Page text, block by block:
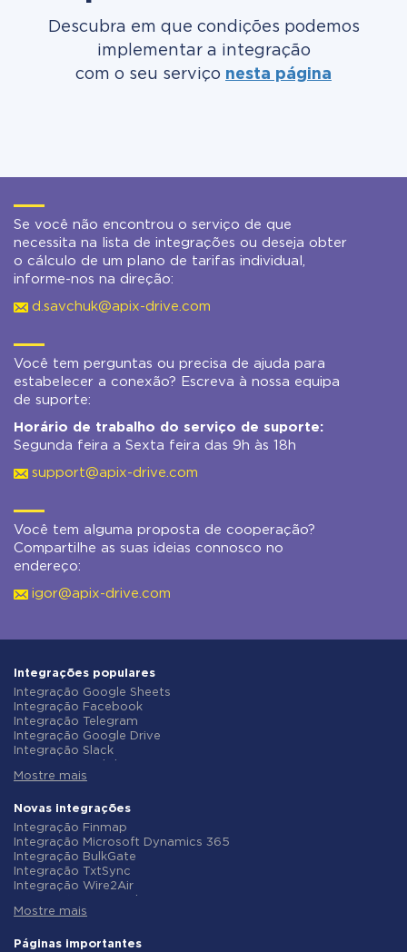
Descubra em que condições podemos
implementar a integração
com o seu serviço nesta página
Se você não encontrou o serviço de que
necessita na lista de integrações ou deseja obter
o cálculo de um plano de tarifas individual,
informe-nos na direção:
d.savchuk@apix-drive.com
Você tem perguntas ou precisa de ajuda para
estabelecer a conexão? Escreva à nossa equipa
de suporte:
Horário de trabalho do serviço de suporte:
Segunda feira a Sexta feira das 9h às 18h
support@apix-drive.com
Você tem alguma proposta de cooperação?
Compartilhe as suas ideias connosco no
endereço:
igor@apix-drive.com
Integrações populares
Integração Google Sheets
Integração Facebook
Integração Telegram
Integração Google Drive
Integração Slack
Integração Gmail
Integração ClickUp
Integração Airtable
Integração Google Contacts
Integração OpenAI (ChatGPT)
Integração Instagram
Integração ActiveCampaign
Integração Typeform
Integração Salesforce CRM
Integração Notion
Mostre mais
Novas integrações
Integração Finmap
Integração Microsoft Dynamics 365
Integração BulkGate
Integração TxtSync
Integração Wire2Air
Integração Infobip
Integração AtomPark
Mostre mais
Páginas importantes